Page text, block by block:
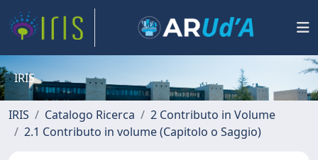
IRIS
IRIS Catalogo Ricerca
2 Contributo in Volume
2.1 Contributo in volume (Capitolo o Saggio)